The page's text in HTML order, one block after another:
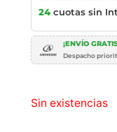
24 cuotas sin
¡ENVÍO
Despacho
Sin existencias